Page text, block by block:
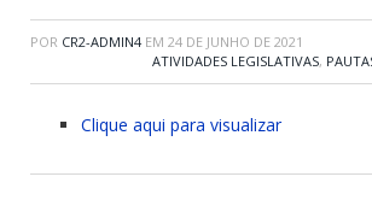
POR CR2-ADMIN4 EM 24 DE JUNHO DE 2021
ATIVIDADES LEGISLATIVAS,
Clique aqui para visualizar